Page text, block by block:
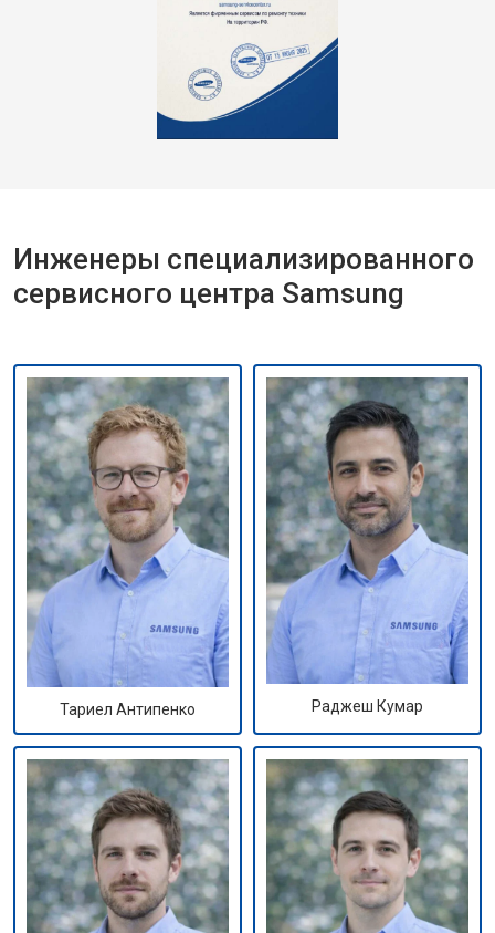
Инженеры специализированного
сервисного центра Samsung
Тариел Антипенко Раджеш Кумар